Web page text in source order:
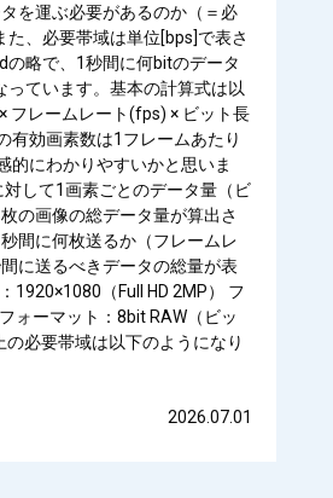
を運ぶ必要があるのか（＝必
、必要帯域は単位[bps]で表さ
略で、1秒間に何bitのデータ
ています。基本の計算式は以
フレームレート(fps) × ビット長
有効画素数は1フレームあたり
的にわかりやすいかと思いま
して1画素ごとのデータ量（ビ
の画像の総データ量が算出さ
間に何枚送るか（フレームレ
に送るべきデータの総量が表
1920×1080（Full HD 2MP） フ
ォーマット：8bit RAW（ビッ
の必要帯域は以下のようになり
2026.07.01